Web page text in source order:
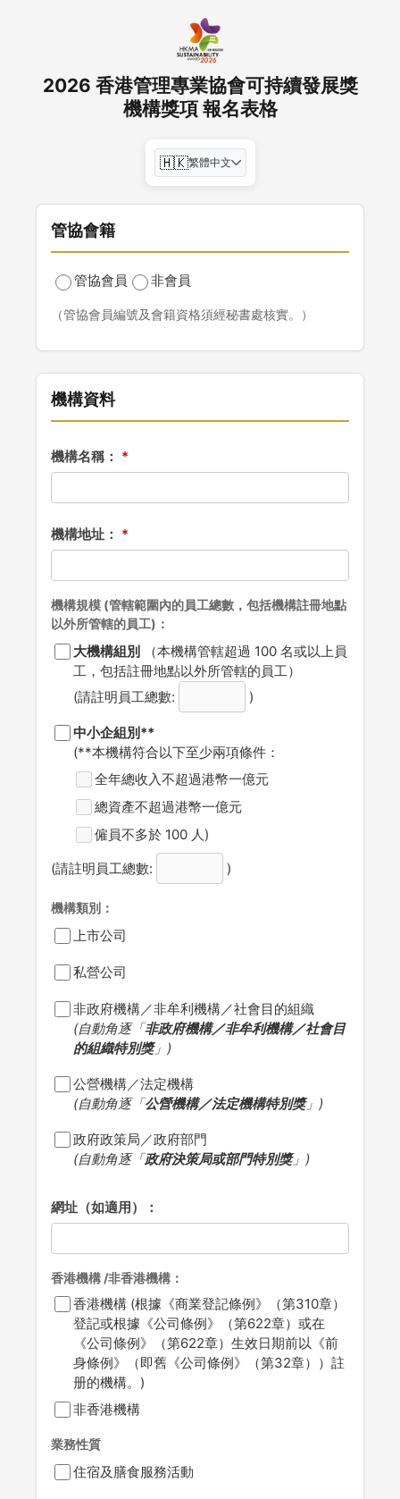
2026 香港管理專業協會可持續發展獎
機構獎項 報名表格
🇭🇰繁體中文
管協會籍
管協會員 非會員
（管協會員編號及會籍資格須經秘書處核實。）
機構資料
機構名稱：
機構地址：
機構規模 (管轄範圍內的員工總數，包括機構註冊地點
以外所管轄的員工)：
大機構組別 （本機構管轄超過 100 名或以上員
工，包括註冊地點以外所管轄的員工）
(請註明員工總數:
)
中小企組別**
(**本機構符合以下至少兩項條件：
全年總收入不超過港幣一億元
總資產不超過港幣一億元
僱員不多於 100 人)
(請註明員工總數:
)
機構類別：
上市公司
私營公司
非政府機構／非牟利機構／社會目的組織
(自動角逐「非政府機構／非牟利機構／社會目
的組織特別獎」)
公營機構／法定機構
(自動角逐「公營機構／法定機構特別獎」)
政府政策局／政府部門
(自動角逐「政府決策局或部門特別獎」)
網址（如適用）：
香港機構 /非香港機構：
香港機構 (根據《商業登記條例》（第310章）
登記或根據《公司條例》（第622章）或在
《公司條例》（第622章）生效日期前以《前
身條例》（即舊《公司條例》（第32章））註
册的機構。)
非香港機構
業務性質
住宿及膳食服務活動